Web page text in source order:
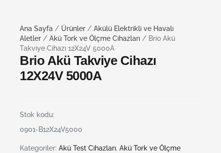
Ana Sayfa / Ürünler / Akülü Elektrikli ve Havalı
Aletler / Akü Tork ve Ölçme Cihazları / Brio Akü
Takviye Cihazı 12X24V 5000A
Brio Akü Takviye Cihazı
12X24V 5000A
Stok kodu:
0901-B12X24V5000
Kategoriler: Akü Test Cihazları, Akü Tork ve Ölçme